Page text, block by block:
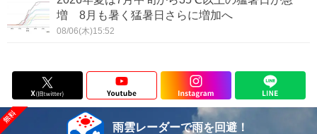
増 8月も暑く猛暑日さらに増加へ
08/06(木)15:52
雨雲レーダーで雨を回避！